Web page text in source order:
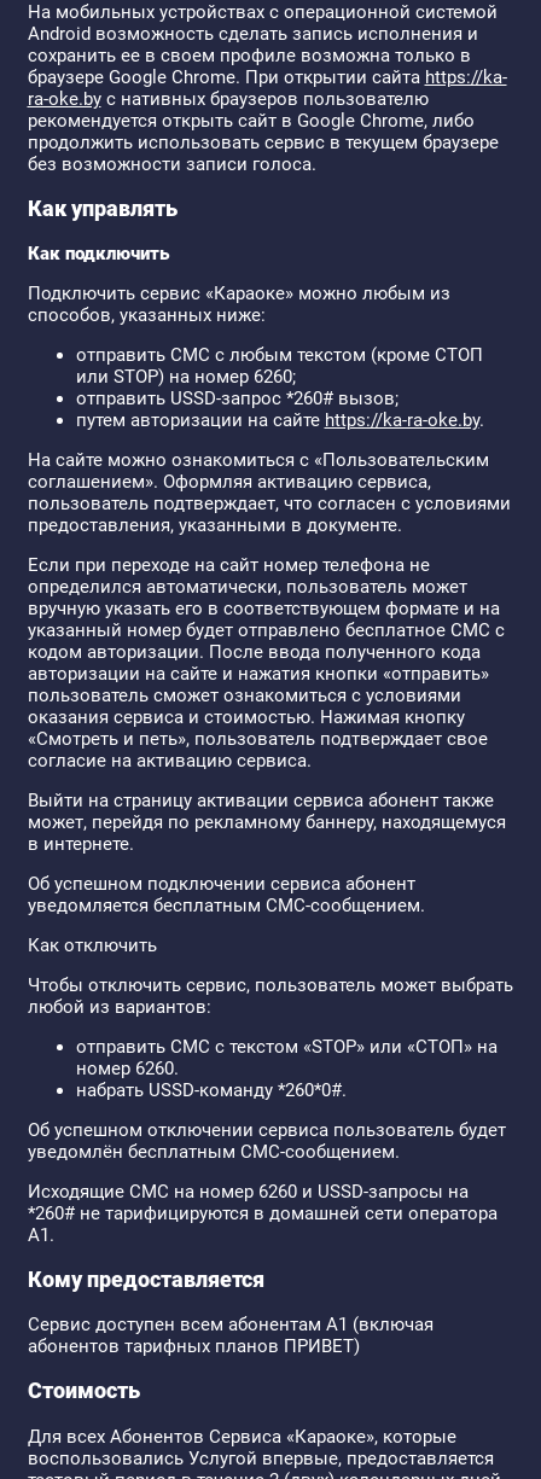
На мобильных устройствах с операционной системой
Android возможность сделать запись исполнения и
сохранить ее в своем профиле возможна только в
браузере Google Chrome. При открытии сайта https://ka-
ra-oke.byс нативных браузеров пользователю
рекомендуется открыть сайт в Google Chrome, либо
продолжить использовать сервис в текущем браузере
без возможности записи голоса.
Как управлять
Как подключить
Подключить сервис «Караоке» можно любым из
способов, указанных ниже:
отправить СМС с любым текстом (кроме СТОП
или STOP) на номер 6260;
отправить USSD-запрос *260# вызов;
путем авторизации на сайте https://ka-ra-oke.by.
На сайте можно ознакомиться с «Пользовательским
соглашением». Оформляя активацию сервиса,
пользователь подтверждает, что согласен с условиями
предоставления, указанными в документе.
Если при переходе на сайт номер телефона не
определился автоматически, пользователь может
вручную указать его в соответствующем формате и на
указанный номер будет отправлено бесплатное СМС с
кодом авторизации. После ввода полученного кода
авторизации на сайте и нажатия кнопки «отправить»
пользователь сможет ознакомиться с условиями
оказания сервиса и стоимостью. Нажимая кнопку
«Смотреть и петь», пользователь подтверждает свое
согласие на активацию сервиса.
Выйти на страницу активации сервиса абонент также
может, перейдя по рекламному баннеру, находящемуся
в интернете.
Об успешном подключении сервиса абонент
уведомляется бесплатным СМС-сообщением.
Как отключить
Чтобы отключить сервис, пользователь может выбрать
любой из вариантов:
отправить СМС с текстом «STOP» или «СТОП» на
номер 6260.
набрать USSD-команду *260*0#.
Об успешном отключении сервиса пользователь будет
уведомлён бесплатным СМС-сообщением.
Исходящие СМС на номер 6260 и USSD-запросы на
*260# не тарифицируются в домашней сети оператора
А1.
Кому предоставляется
Сервис доступен всем абонентам А1 (включая
абонентов тарифных планов ПРИВЕТ)
Стоимость
Для всех Абонентов Сервиса «Караоке», которые
воспользовались Услугой впервые, предоставляется